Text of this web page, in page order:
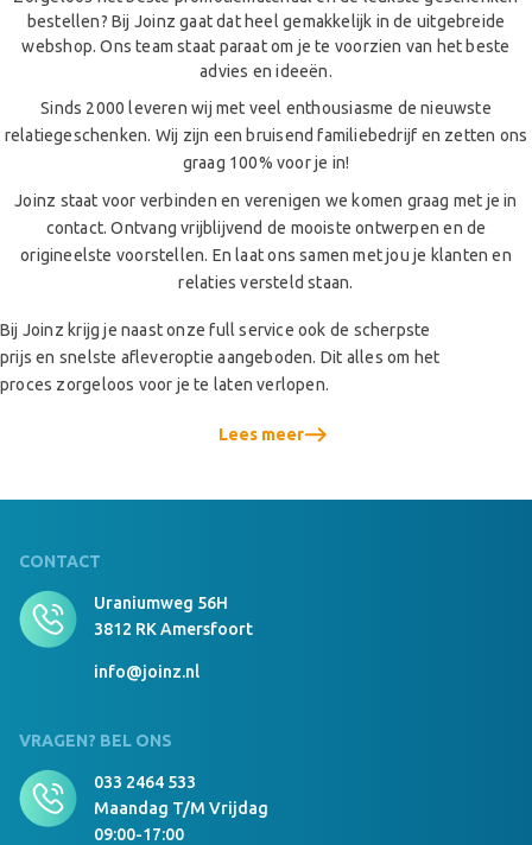
bestellen? Bij Joinz gaat dat heel gemakkelijk in de uitgebreide
webshop. Ons team staat paraat om je te voorzien van het beste
advies en ideeën.
Sinds 2000 leveren wij met veel enthousiasme de nieuwste
relatiegeschenken. Wij zijn een bruisend familiebedrijf en zetten ons
graag 100% voor je in!
Joinz staat voor verbinden en verenigen we komen graag met je in
contact. Ontvang vrijblijvend de mooiste ontwerpen en de
origineelste voorstellen. En laat ons samen met jou je klanten en
relaties versteld staan.
Bij Joinz krijg je naast onze full service ook de scherpste
prijs en snelste afleveroptie aangeboden. Dit alles om het
proces zorgeloos voor je te laten verlopen.
Lees meer
CONTACT
Uraniumweg 56H
3812 RK Amersfoort
info@joinz.nl
VRAGEN? BEL ONS
033 2464 533
Maandag T/m Vrijdag
09:00-17:00